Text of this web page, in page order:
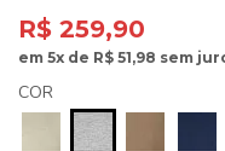
R$ 259,90
em 5x de R$ 51,98 sem
COR